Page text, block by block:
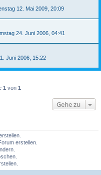
12. Mai 2009, 20:09
24. Juni 2006, 04:41
Juni 2006, 15:22
1 von 1
Gehe zu
erstellen.